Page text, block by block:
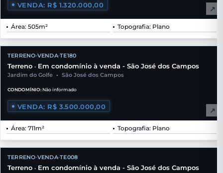
VENDA: R$ 1.320.000,00 ↗
Área: 505m² Topografia: Plano
TERRENO•VENDA•TE180
Terreno • Em condomínio à venda - São José dos Campos
Jardim do Golfe • São José dos Campos
CONDOMÍNIO: Não informado
VENDA: R$ 3.500.000,00 ↗
Área: 711m² Topografia: Plano
TERRENO•VENDA•TE008
Terreno • Em condomínio à venda - São José dos Campos